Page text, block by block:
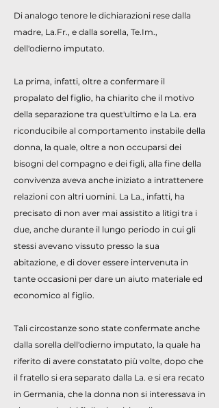
Di analogo tenore le dichiarazioni rese dalla
madre, La.Fr., e dalla sorella, Te.Im.,
dell'odierno imputato.
La prima, infatti, oltre a confermare il
propalato del figlio, ha chiarito che il motivo
della separazione tra quest'ultimo e la La. era
riconducibile al comportamento instabile della
donna, la quale, oltre a non occuparsi dei
bisogni del compagno e dei figli, alla fine della
convivenza aveva anche iniziato a intrattenere
relazioni con altri uomini. La La., infatti, ha
precisato di non aver mai assistito a litigi tra i
due, anche durante il lungo periodo in cui gli
stessi avevano vissuto presso la sua
abitazione, e di dover essere intervenuta in
tante occasioni per dare un aiuto materiale ed
economico al figlio.
Tali circostanze sono state confermate anche
dalla sorella dell'odierno imputato, la quale ha
riferito di avere constatato più volte, dopo che
il fratello si era separato dalla La. e si era recato
in Germania, che la donna non si interessava in